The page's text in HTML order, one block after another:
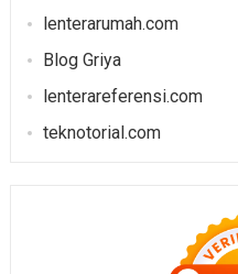
lenterarumah.com
Blog Griya
lenterareferensi.com
teknotorial.com